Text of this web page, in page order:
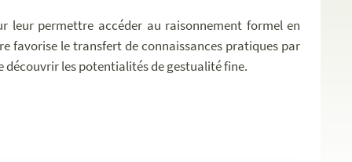
leur permettre accéder au raisonnement formel en
favorise le transfert de connaissances pratiques par
découvrir les potentialités de gestualité fine.